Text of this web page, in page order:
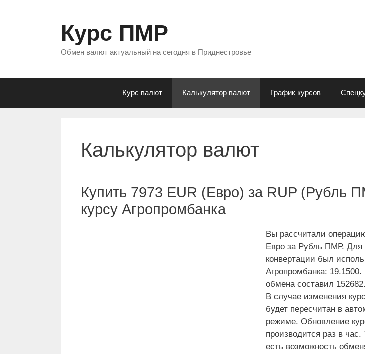
Курс ПМР
Обмен валют актуальный на сегодня в Приднестровье
Курс валют Калькулятор валют График курсов
Калькулятор валют
Купить 7973 EUR (Евро) за RUP (Рубль
курсу Агропромбанка
Вы рассчитали
Евро за Рубль ПМР. Для
конвертации был
Агропромбанка: 19.1500.
обмена составил
В случае изменения
будет пересчитан в
режиме. Обновление
производится раз в час.
есть возможность